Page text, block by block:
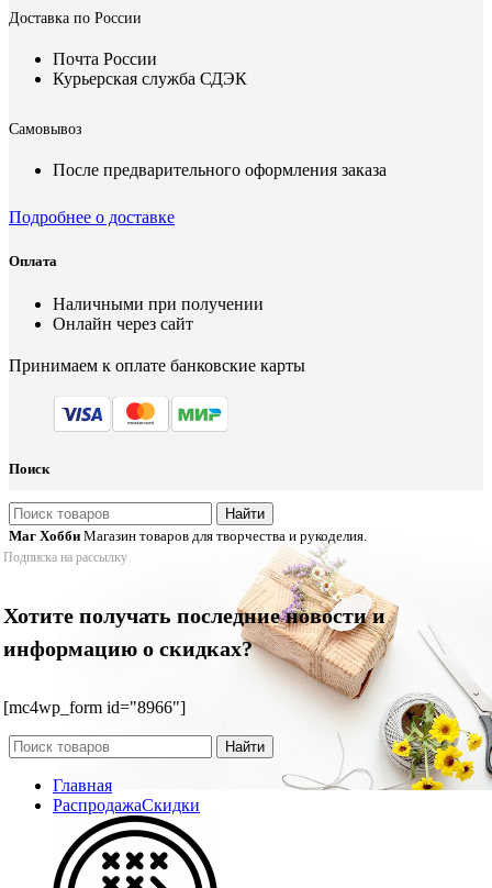
Доставка по России
Почта России
Курьерская служба СДЭК
Самовывоз
После предварительного оформления заказа
Подробнее о доставке
Оплата
Наличными при получении
Онлайн через сайт
Принимаем к оплате банковские карты
Поиск
Найти
Маг Хобби Магазин товаров для творчества и рукоделия.
Подписка на рассылку
Хотите получать последние новости и
информацию о скидках?
[mc4wp_form id="8966"]
Найти
Главная
РаспродажаСкидки